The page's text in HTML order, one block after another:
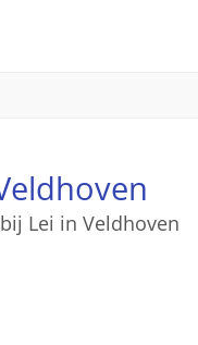
Lei in Veldhoven